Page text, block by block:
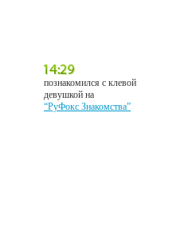
познакомился с клевой
девушкой на
“РуФокс Знакомства”